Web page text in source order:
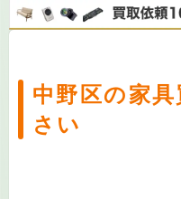
中野区の家
さい